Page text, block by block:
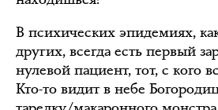
В психических эпидемиях,
других, всегда есть первый
нулевой пациент, тот, с кого
Кто-то видит в небе